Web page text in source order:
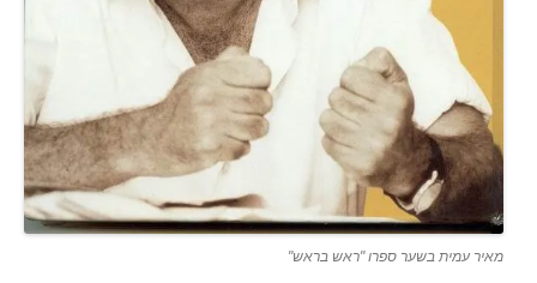
מאיר עמית בשער ספרו "ראש בראש"